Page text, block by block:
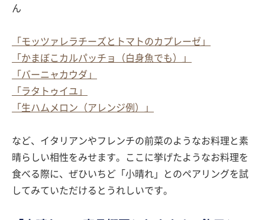
ん
「モッツァレラチーズとトマトのカプレーゼ」
「かまぼこカルパッチョ（白身魚でも）」
「バーニャカウダ」
「ラタトゥイユ」
「生ハムメロン（アレンジ例）」
など、イタリアンやフレンチの前菜のようなお料理と素
晴らしい相性をみせます。ここに挙げたようなお料理を
食べる際に、ぜひいちど「小晴れ」とのペアリングを試
してみていただけるとうれしいです。